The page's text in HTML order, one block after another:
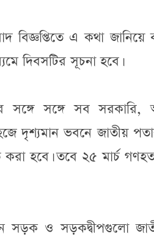
বিজ্ঞপ্তিতে এ কথা
দিবসটির সূচনা হবে।
সঙ্গে সঙ্গে সব সরকারি,
দৃশ্যমান ভবনে জাতীয়
হবে। তবে ২৫ মার্চ
সড়ক ও সড়কদ্বীপগুলো